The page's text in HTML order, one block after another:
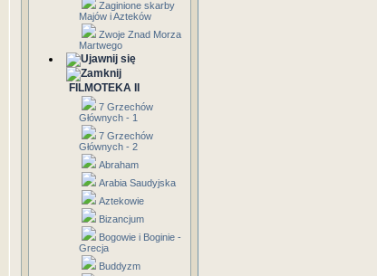
Zaginione skarby
Majów i Azteków
Zwoje Znad Morza
Martwego
FILMOTEKA II
7 Grzechów
Głównych - 1
7 Grzechów
Głównych - 2
Abraham
Arabia Saudyjska
Aztekowie
Bizancjum
Bogowie i Boginie -
Grecja
Buddyzm